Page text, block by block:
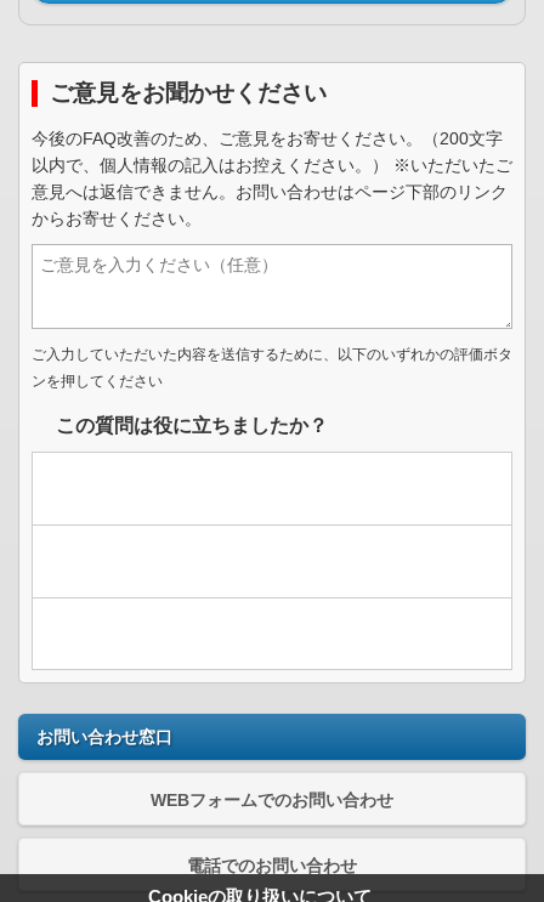
Cookieの取り扱いについて
ご意見をお聞かせください
今後のFAQ改善のため、ご意見をお寄せください。（200文字
以内で、個人情報の記入はお控えください。） ※いただいたご
意見へは返信できません。お問い合わせはページ下部のリンク
からお寄せください。
ご入力していただいた内容を送信するために、以下のいずれかの評価ボタ
ンを押してください
この質問は役に立ちましたか？
お問い合わせ窓口
WEBフォームでのお問い合わせ
電話でのお問い合わせ